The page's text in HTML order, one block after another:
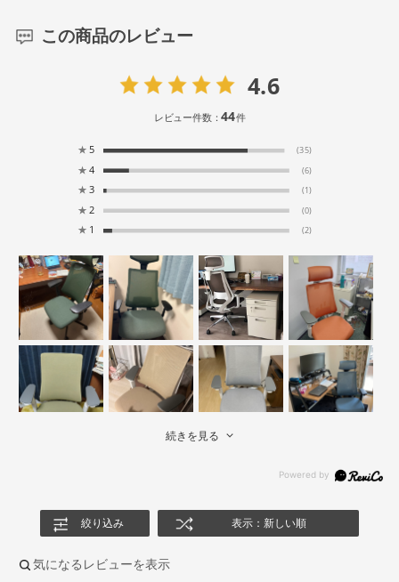
この商品のレビュー
4.6
レビュー件数：44件
★ 5 (35)
★ 4 (6)
★ 3 (1)
★ 2 (0)
★ 1 (2)
続きを見る
絞り込み 表示：新しい順
気になるレビューを表示